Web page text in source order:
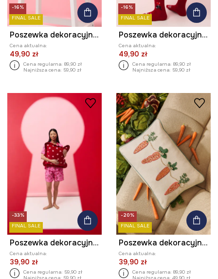
-16%
FINAL SALE
Poszewka dekoracyjna na poduszkę z haftem z kolekcji Valentine’s Day
Cena aktualna:
49,90 zł
Cena regularna: 89,90 zł
Najniższa cena: 59,90 zł
-16%
FINAL SALE
Poszewka dekoracyjna na poduszkę z haftem z kolekcji Valentine’s Day
Cena aktualna:
49,90 zł
Cena regularna: 89,90 zł
Najniższa cena: 59,90 zł
-33%
FINAL SALE
Poszewka dekoracyjna na poduszkę z kolekcji Valentine’s Day
Cena aktualna:
39,90 zł
Cena regularna: 59,90 zł
Najniższa cena: 59,90 zł
-20%
FINAL SALE
Poszewka dekoracyjna na poduszkę z domieszką lnu z aplikacją
Cena aktualna:
39,90 zł
Cena regularna: 89,90 zł
Najniższa cena: 49,90 zł